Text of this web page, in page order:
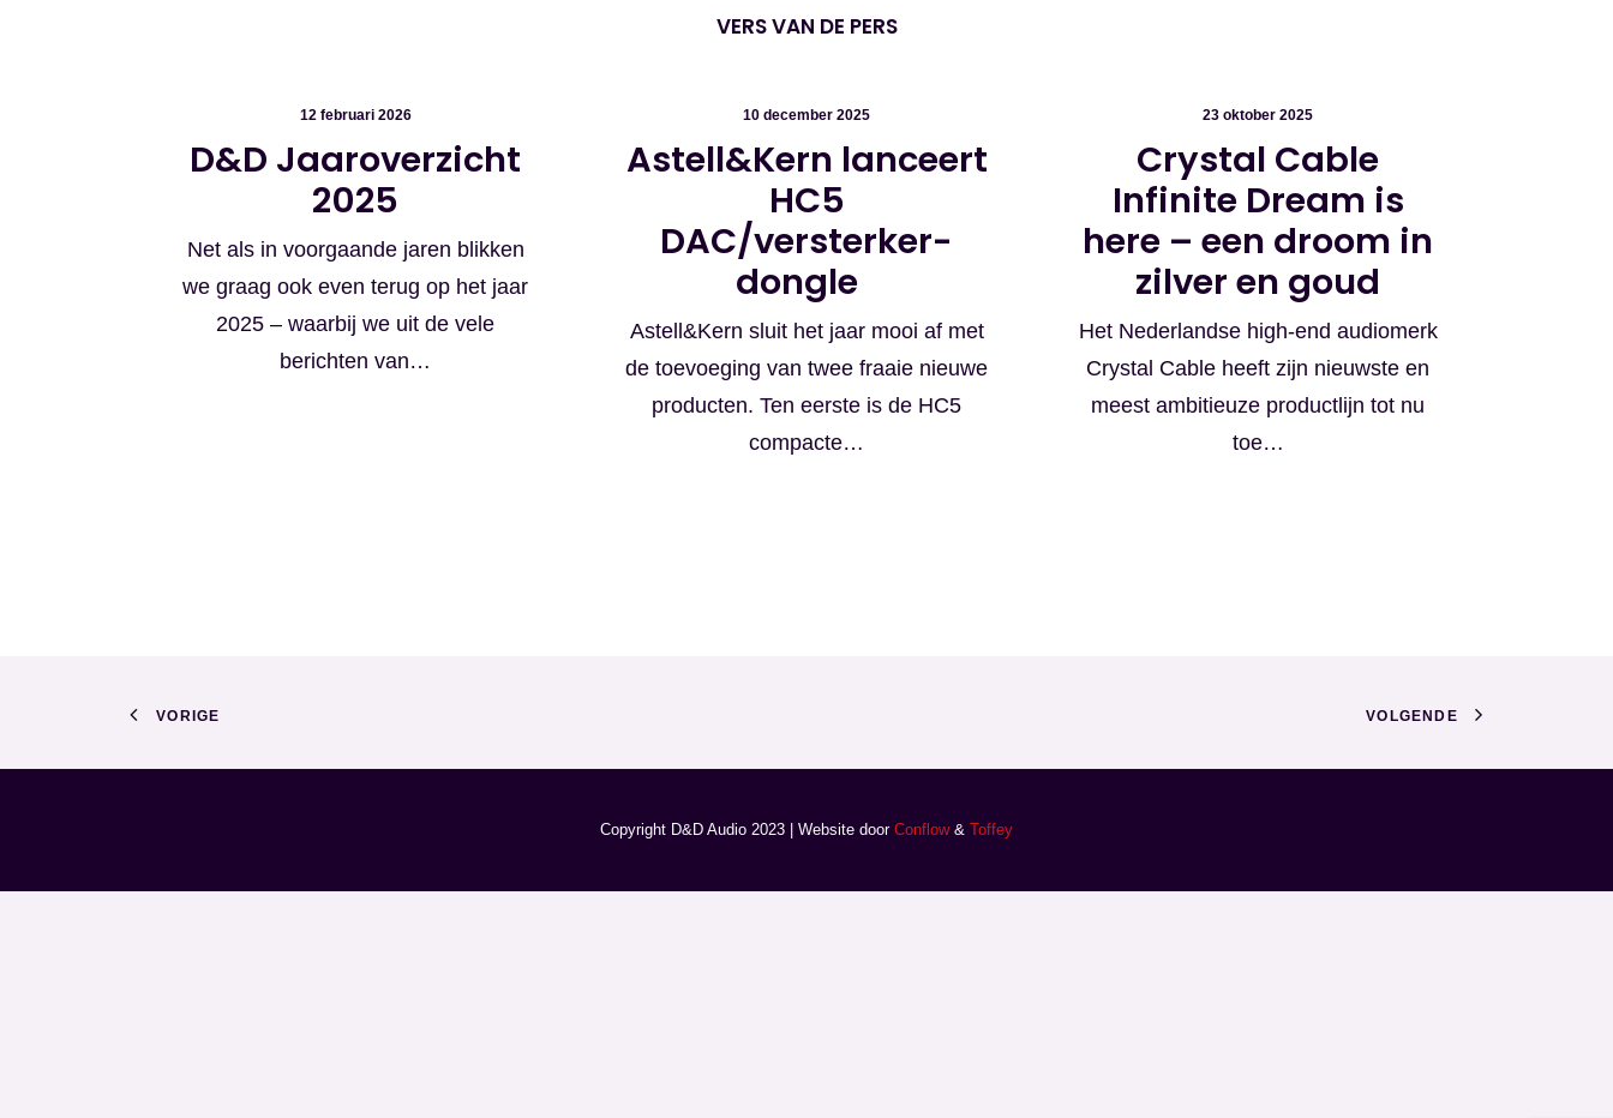
VERS VAN DE PERS
12 februari 2026
D&D Jaaroverzicht
2025
Net als in voorgaande jaren blikken
we graag ook even terug op het jaar
2025 – waarbij we uit de vele
berichten van…
10 december 2025
Astell&Kern lanceert
HC5
DAC/versterker-
dongle
Astell&Kern sluit het jaar mooi af met
de toevoeging van twee fraaie nieuwe
producten. Ten eerste is de HC5
compacte…
23 oktober 2025
Crystal Cable
Infinite Dream is
here – een droom in
zilver en goud
Het Nederlandse high-end audiomerk
Crystal Cable heeft zijn nieuwste en
meest ambitieuze productlijn tot nu
toe…
VORIGE VOLGENDE
Copyright D&D Audio 2023 | Website door Conflow& Toffey